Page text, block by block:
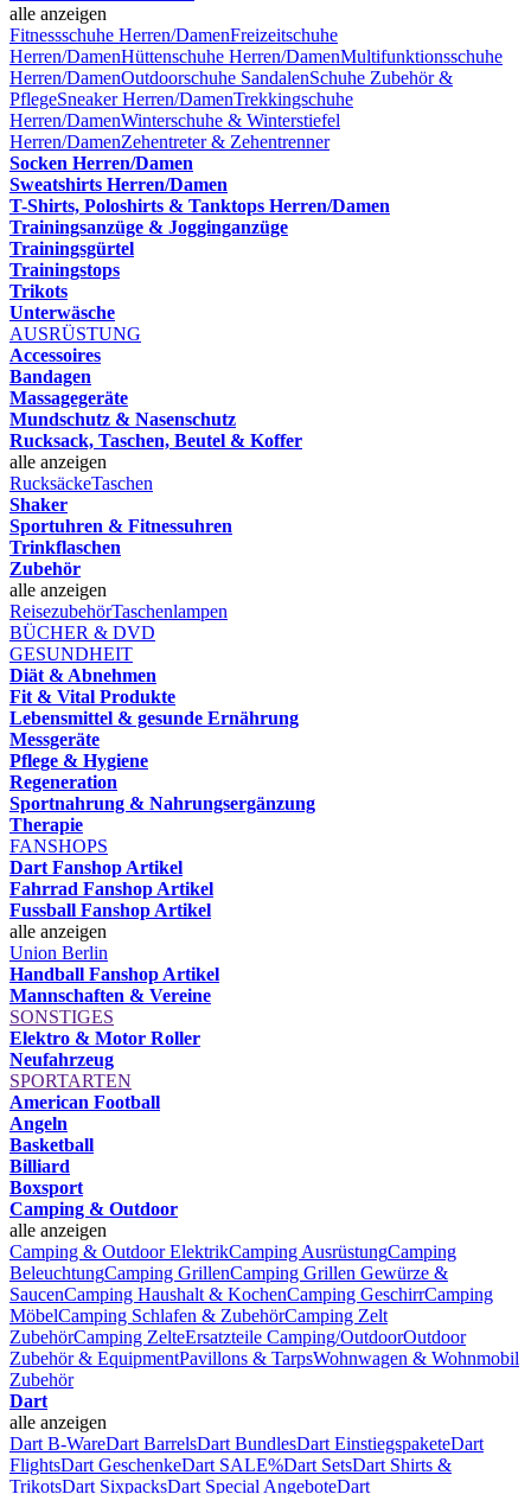
alle anzeigen
Fitnessschuhe Herren/DamenFreizeitschuhe
Herren/DamenHüttenschuhe Herren/DamenMultifunktionsschuhe
Herren/DamenOutdoorschuhe SandalenSchuhe Zubehör &
PflegeSneaker Herren/DamenTrekkingschuhe
Herren/DamenWinterschuhe & Winterstiefel
Herren/DamenZehentreter & Zehentrenner
Socken Herren/Damen
Sweatshirts Herren/Damen
T-Shirts, Poloshirts & Tanktops Herren/Damen
Trainingsanzüge & Jogginganzüge
Trainingsgürtel
Trainingstops
Trikots
Unterwäsche
AUSRÜSTUNG
Accessoires
Bandagen
Massagegeräte
Mundschutz & Nasenschutz
Rucksack, Taschen, Beutel & Koffer
alle anzeigen
RucksäckeTaschen
Shaker
Sportuhren & Fitnessuhren
Trinkflaschen
Zubehör
alle anzeigen
ReisezubehörTaschenlampen
BÜCHER & DVD
GESUNDHEIT
Diät & Abnehmen
Fit & Vital Produkte
Lebensmittel & gesunde Ernährung
Messgeräte
Pflege & Hygiene
Regeneration
Sportnahrung & Nahrungsergänzung
Therapie
FANSHOPS
Dart Fanshop Artikel
Fahrrad Fanshop Artikel
Fussball Fanshop Artikel
alle anzeigen
Union Berlin
Handball Fanshop Artikel
Mannschaften & Vereine
SONSTIGES
Elektro & Motor Roller
Neufahrzeug
SPORTARTEN
American Football
Angeln
Basketball
Billiard
Boxsport
Camping & Outdoor
alle anzeigen
Camping & Outdoor ElektrikCamping AusrüstungCamping
BeleuchtungCamping GrillenCamping Grillen Gewürze &
SaucenCamping Haushalt & KochenCamping GeschirrCamping
MöbelCamping Schlafen & ZubehörCamping Zelt
ZubehörCamping ZelteErsatzteile Camping/OutdoorOutdoor
Zubehör & EquipmentPavillons & TarpsWohnwagen & Wohnmobil
Zubehör
Dart
alle anzeigen
Dart B-WareDart BarrelsDart BundlesDart EinstiegspaketeDart
FlightsDart GeschenkeDart SALE%Dart SetsDart Shirts &
TrikotsDart SixpacksDart Special AngeboteDart